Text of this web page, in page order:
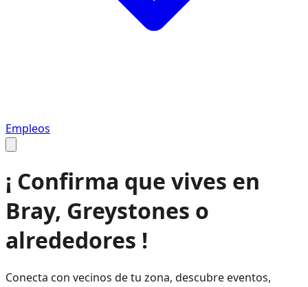
Empleos
¡ Confirma que vives en
Bray, Greystones o
alrededores !
Conecta con vecinos de tu zona, descubre eventos,